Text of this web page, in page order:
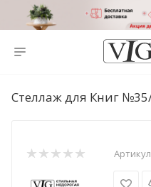
Стеллаж для Книг